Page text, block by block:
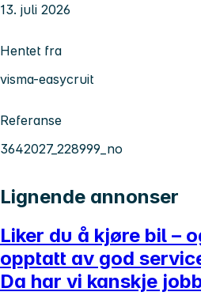
13. juli 2026
Hentet fra
visma-easycruit
Referanse
3642027_228999_no
Lignende annonser
Liker du å kjøre bil –
opptatt av god
Da har vi kanskje